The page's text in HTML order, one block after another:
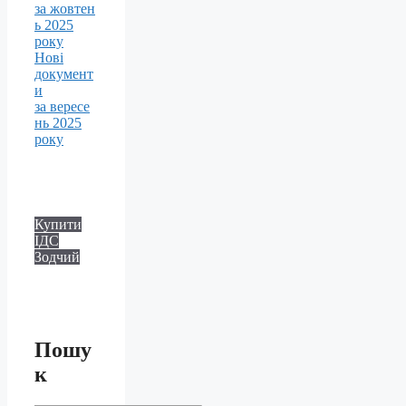
за жовтен
ь 2025
року
Нові
документ
и
за вересе
нь 2025
року
Купити
ІДС
Зодчий
Пошу
к